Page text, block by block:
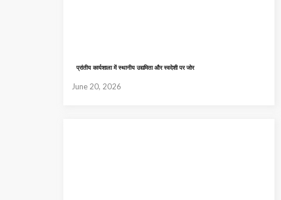
प्रांतीय कार्यशाला में स्थानीय उद्यमिता और स्वदेशी पर जोर
June 20, 2026